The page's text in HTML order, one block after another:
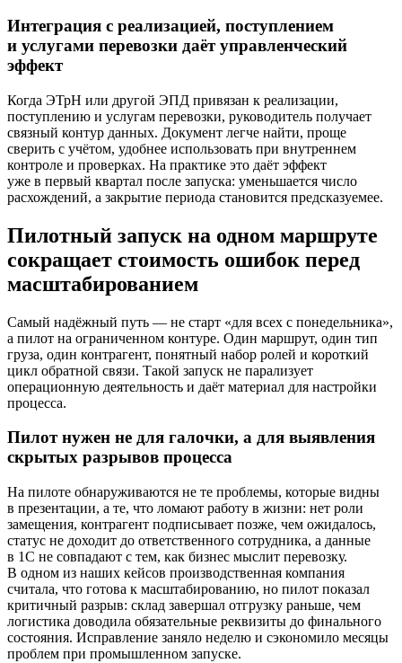
Интеграция с реализацией, поступлением
и услугами перевозки даёт управленческий
эффект
Когда ЭТрН или другой ЭПД привязан к реализации,
поступлению и услугам перевозки, руководитель получает
связный контур данных. Документ легче найти, проще
сверить с учётом, удобнее использовать при внутреннем
контроле и проверках. На практике это даёт эффект
уже в первый квартал после запуска: уменьшается число
расхождений, а закрытие периода становится предсказуемее.
Пилотный запуск на одном маршруте
сокращает стоимость ошибок перед
масштабирова­нием
Самый надёжный путь — не старт «для всех с понедельника»,
а пилот на ограниченном контуре. Один маршрут, один тип
груза, один контрагент, понятный набор ролей и короткий
цикл обратной связи. Такой запуск не парализует
операционную деятельность и даёт материал для настройки
процесса.
Пилот нужен не для галочки, а для выявления
скрытых разрывов процесса
На пилоте обнаруживаются не те проблемы, которые видны
в презентации, а те, что ломают работу в жизни: нет роли
замещения, контрагент подписывает позже, чем ожидалось,
статус не доходит до ответственного сотрудника, а данные
в 1С не совпадают с тем, как бизнес мыслит перевозку.
В одном из наших кейсов производственная компания
считала, что готова к масштабированию, но пилот показал
критичный разрыв: склад завершал отгрузку раньше, чем
логистика доводила обязательные реквизиты до финального
состояния. Исправление заняло неделю и сэкономило месяцы
проблем при промышленном запуске.